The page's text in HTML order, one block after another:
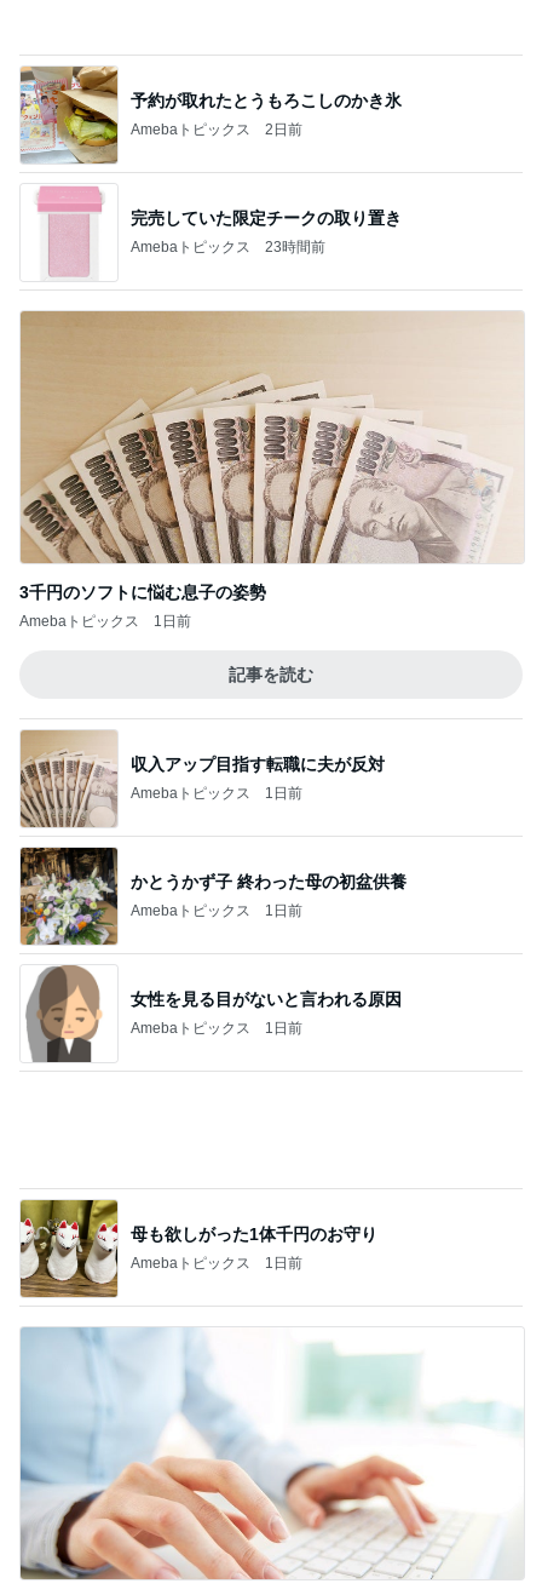
予約が取れたとうもろこしのかき氷
Amebaトピックス 2日前
完売していた限定チークの取り置き
Amebaトピックス 23時間前
3千円のソフトに悩む息子の姿勢
Amebaトピックス 1日前
記事を読む
収入アップ目指す転職に夫が反対
Amebaトピックス 1日前
かとうかず子 終わった母の初盆供養
Amebaトピックス 1日前
女性を見る目がないと言われる原因
Amebaトピックス 1日前
母も欲しがった1体千円のお守り
Amebaトピックス 1日前